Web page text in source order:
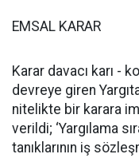
EMSAL KARAR
Karar davacı karı -
devreye giren
nitelikte bir karara
verildi; ‘Yargılama
tanıklarının iş